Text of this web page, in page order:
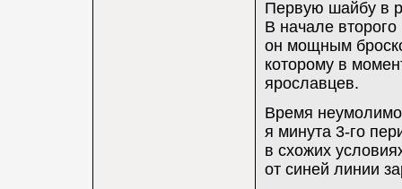
Первую шайбу в
В начале
он мощным
которому в
ярославцев.
Время
я минута 3-го
в схожих
от синей линии